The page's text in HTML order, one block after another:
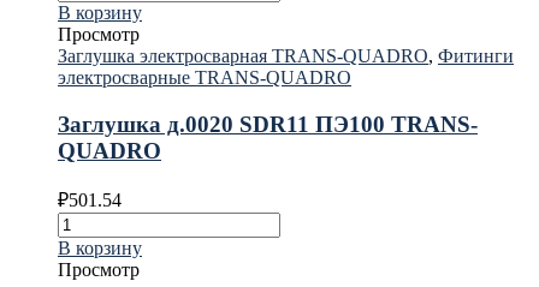
В корзину
Просмотр
Заглушка электросварная TRANS-QUADRO, Фитинги
электросварные TRANS-QUADRO
Заглушка д.0020 SDR11 ПЭ100 TRANS-
QUADRO
₽501.54
В корзину
Просмотр